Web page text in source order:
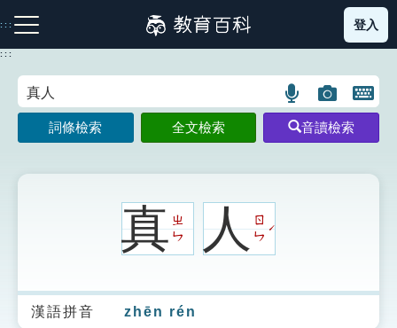
到
主
:::
注音索引圖示 筆畫索引圖示 部首索引表圖示
生字詞彙表
登入
:::
語
言
搜
圖
片
搜
開
鍵
圖
詞條檢索 全文檢索 音讀檢索
真ㄓ
ㄣ
人ㄖ
ㄣ
ˊ
漢語拼音 zhēn rén